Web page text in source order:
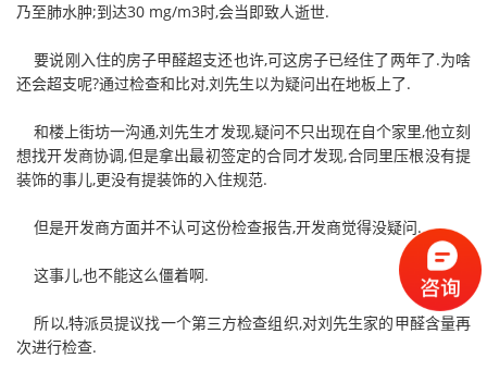
乃至肺水肿;到达30 mg/m3时,会当即致人逝世.
要说刚入住的房子甲醛超支还也许,可这房子已经住了两年了.为啥
还会超支呢?通过检查和比对,刘先生以为疑问出在地板上了.
和楼上街坊一沟通,刘先生才发现,疑问不只出现在自个家里,他立刻
想找开发商协调,但是拿出最初签定的合同才发现,合同里压根没有提
装饰的事儿,更没有提装饰的入住规范.
但是开发商方面并不认可这份检查报告,开发商觉得没疑问.
这事儿,也不能这么僵着啊.
所以,特派员提议找一个第三方检查组织,对刘先生家的甲醛含量再
次进行检查.